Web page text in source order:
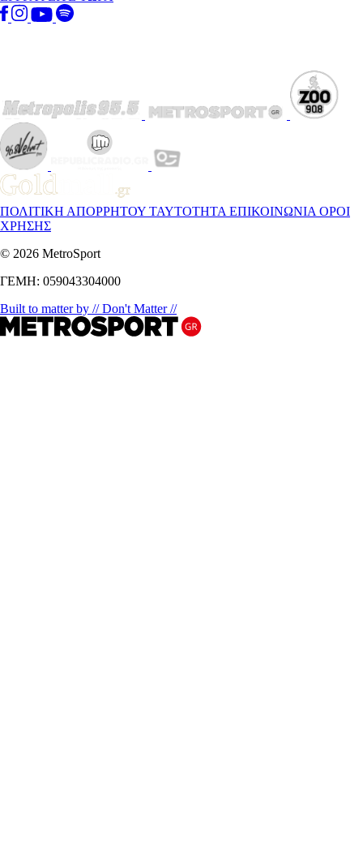
ΠΟΛΙΤΙΚΗ ΑΠΟΡΡΗΤΟΥ ΤΑΥΤΟΤΗΤΑ ΕΠΙΚΟΙΝΩΝΙΑ ΟΡΟΙ
ΧΡΗΣΗΣ
© 2026 MetroSport
ΓΕΜΗ: 059043304000
Built to matter by // Don't Matter //